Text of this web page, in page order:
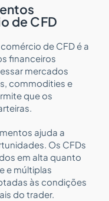
de CFD
de CFD é a
financeiros
mercados
commodities e
que os
ajuda a
Os CFDs
em alta quanto
e múltiplas
às condições
do trader.